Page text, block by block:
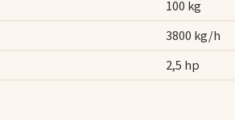
100 kg
3800 kg/h
2,5 hp